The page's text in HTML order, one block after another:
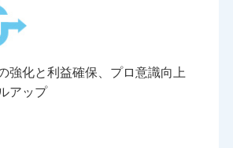
強化と利益確保、プロ意識向上
アップ